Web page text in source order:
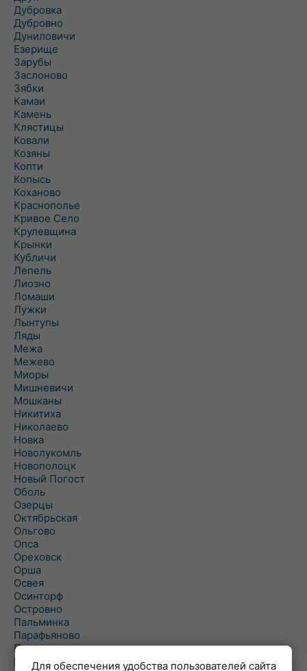
Дубровка
Дубровно
Дуниловичи
Езерище
Зарубы
Заслоново
Зябки
Камаи
Камень
Клястицы
Ковали
Козяны
Копти
Копысь
Коханово
Краснополье
Кривое Село
Крулевщина
Крынки
Кубличи
Лепель
Лиозно
Ломаши
Лужки
Лынтупы
Ляды
Межа
Межево
Миоры
Мишневичи
Мошканы
Никитиха
Николаево
Новка
Новолукомль
Новополоцк
Новый Погост
Оболь
Озерцы
Октябрьская
Ольгово
Опса
Ореховск
Орша
Освея
Осинторф
Островно
Пальминка
Парафьяново
Плисса
ПовятьеДля обеспечения удобства пользователей сайта